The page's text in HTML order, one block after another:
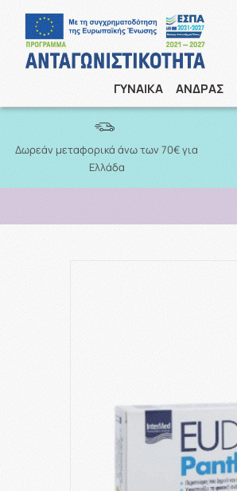
ΓΥΝΑΙΚΑ ΑΝΔΡΑΣ
Δωρεάν μεταφορικά άνω των 70€ για
Ελλάδα